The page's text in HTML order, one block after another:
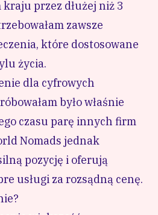
przez dłużej niż 3
zawsze
które dostosowane
życia.
dla cyfrowych
było właśnie
czasu parę innych firm
Nomads jednak
pozycję i oferują
usługi za rozsądną cenę.